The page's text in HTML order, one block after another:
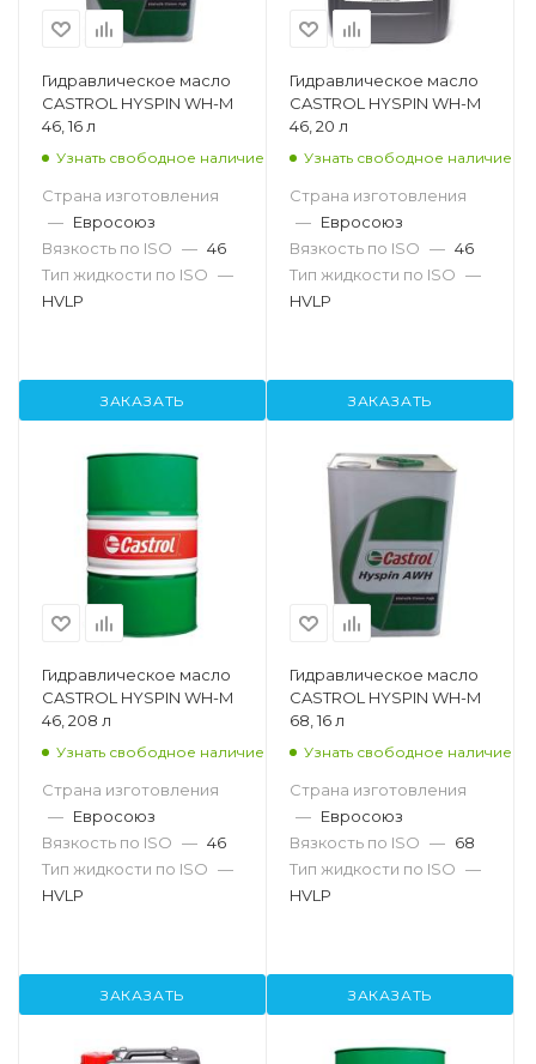
Гидравлическое масло
CASTROL HYSPIN WH-M
46, 16 л
Узнать свободное наличие
Страна изготовления
— Евросоюз
Вязкость по ISO — 46
Тип жидкости по ISO —
HVLP
ЗАКАЗАТЬ
Гидравлическое масло
CASTROL HYSPIN WH-M
46, 20 л
Узнать свободное наличие
Страна изготовления
— Евросоюз
Вязкость по ISO — 46
Тип жидкости по ISO —
HVLP
ЗАКАЗАТЬ
Гидравлическое масло
CASTROL HYSPIN WH-M
46, 208 л
Узнать свободное наличие
Страна изготовления
— Евросоюз
Вязкость по ISO — 46
Тип жидкости по ISO —
HVLP
ЗАКАЗАТЬ
Гидравлическое масло
CASTROL HYSPIN WH-M
68, 16 л
Узнать свободное наличие
Страна изготовления
— Евросоюз
Вязкость по ISO — 68
Тип жидкости по ISO —
HVLP
ЗАКАЗАТЬ